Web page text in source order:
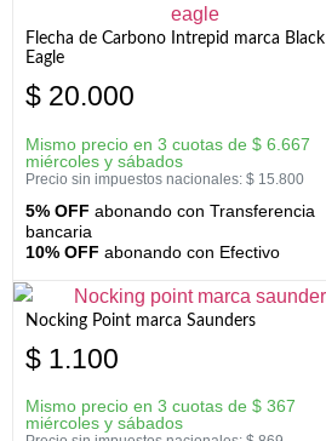
Flecha de Carbono Intrepid marca Black
Eagle
$ 20.000
Mismo precio en 3 cuotas de $ 6.667
miércoles y sábados
Precio sin impuestos nacionales: $ 15.800
5% OFF abonando con Transferencia
bancaria
10% OFF abonando con Efectivo
Nocking Point marca Saunders
$ 1.100
Mismo precio en 3 cuotas de $ 367
miércoles y sábados